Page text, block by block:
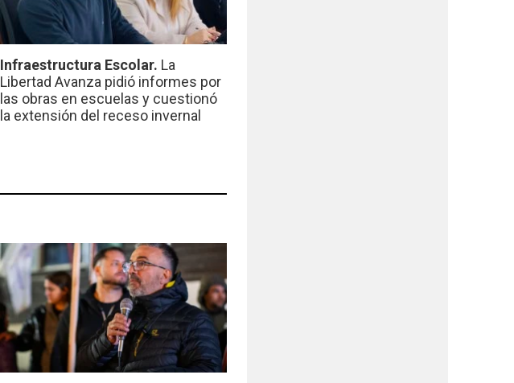
Infraestructura Escolar. La
Libertad Avanza pidió informes por
las obras en escuelas y cuestionó
la extensión del receso invernal